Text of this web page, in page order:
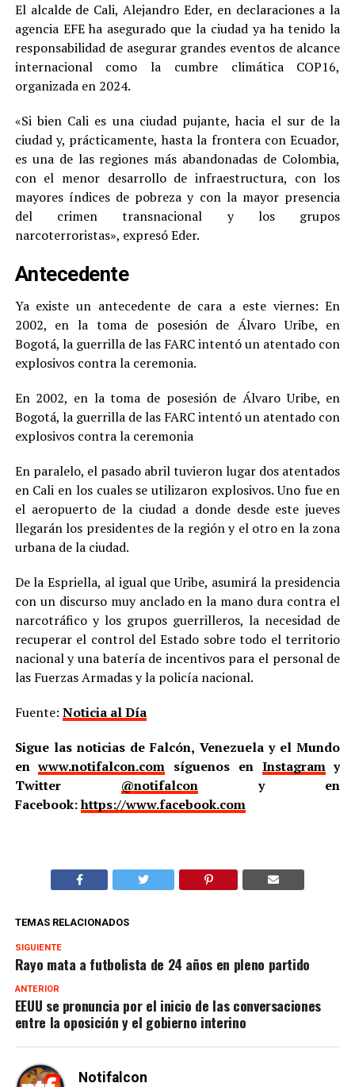
El alcalde de Cali, Alejandro Eder, en declaraciones a la
agencia EFE ha asegurado que la ciudad ya ha tenido la
responsabilidad de asegurar grandes eventos de alcance
internacional como la cumbre climática COP16,
organizada en 2024.
«Si bien Cali es una ciudad pujante, hacia el sur de la
ciudad y, prácticamente, hasta la frontera con Ecuador,
es una de las regiones más abandonadas de Colombia,
con el menor desarrollo de infraestructura, con los
mayores índices de pobreza y con la mayor presencia
del crimen transnacional y los grupos
narcoterroristas», expresó Eder.
Antecedente
Ya existe un antecedente de cara a este viernes: En
2002, en la toma de posesión de Álvaro Uribe, en
Bogotá, la guerrilla de las FARC intentó un atentado con
explosivos contra la ceremonia.
En 2002, en la toma de posesión de Álvaro Uribe, en
Bogotá, la guerrilla de las FARC intentó un atentado con
explosivos contra la ceremonia
En paralelo, el pasado abril tuvieron lugar dos atentados
en Cali en los cuales se utilizaron explosivos. Uno fue en
el aeropuerto de la ciudad a donde desde este jueves
llegarán los presidentes de la región y el otro en la zona
urbana de la ciudad.
De la Espriella, al igual que Uribe, asumirá la presidencia
con un discurso muy anclado en la mano dura contra el
narcotráfico y los grupos guerrilleros, la necesidad de
recuperar el control del Estado sobre todo el territorio
nacional y una batería de incentivos para el personal de
las Fuerzas Armadas y la policía nacional.
Fuente: Noticia al Día
Sigue las noticias de Falcón, Venezuela y el Mundo
enwww.notifalcon.com síguenos en Instagramy
Twitter @notifalcony en
Facebook:https://www.facebook.com
TEMAS RELACIONADOS
SIGUIENTE
Rayo mata a futbolista de 24 años en pleno partido
ANTERIOR
EEUU se pronuncia por el inicio de las conversaciones
entre la oposición y el gobierno interino
Notifalcon